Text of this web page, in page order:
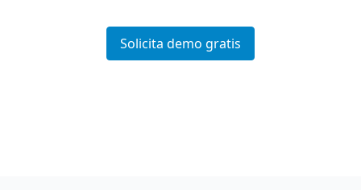
Solicita demo gratis